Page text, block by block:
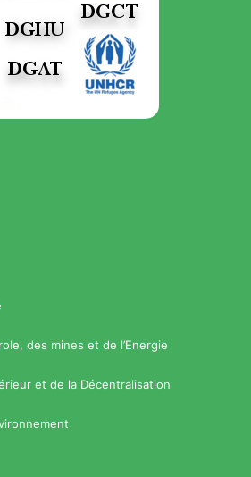
des mines et de l’Energie
et de la Décentralisation